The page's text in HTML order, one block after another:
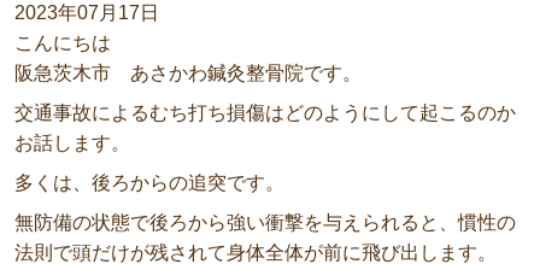
2023年07月17日
こんにちは
阪急茨木市 あさかわ鍼灸整骨院です。
交通事故によるむち打ち損傷はどのようにして起こるのか
お話します。
多くは、後ろからの追突です。
無防備の状態で後ろから強い衝撃を与えられると、慣性の
法則で頭だけが残されて身体全体が前に飛び出します。